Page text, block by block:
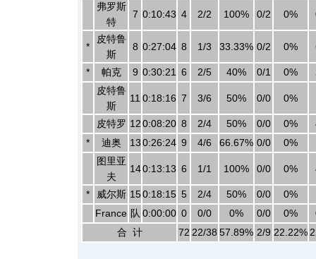
弗罗斯
特
7 0:10:43 4 2/2 100% 0/2 0%
*
皮特鲁
斯
8 0:27:04 8 1/3 33.33% 0/2 0%
* 帕克 9 0:30:21 6 2/5 40% 0/1 0%
皮特鲁
斯
11 0:18:16 7 3/6 50% 0/0 0%
皮特罗 120:08:20 8 2/4 50% 0/0 0%
*
迪奥 130:26:24 9 4/6 66.67% 0/0 0%
图里亚
夫
140:13:13 6 1/1 100% 0/0 0%
* 威尔斯 150:18:15 5 2/4 50% 0/0 0%
France 队 0:00:00 0 0/0 0% 0/0 0%
合 计
72 22/38 57.89% 2/9 22.22%